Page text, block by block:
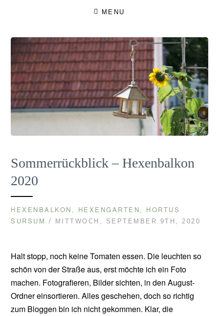
MENU
Sommerrückblick – Hexenbalkon
2020
HEXENBALKON , HEXENGARTEN , HORTUS
SURSUM
/ MITTWOCH, SEPTEMBER 9TH, 2020
Halt stopp, noch keine Tomaten essen. Die leuchten so
schön von der Straße aus, erst möchte ich ein Foto
machen. Fotografieren, Bilder sichten, in den August-
Ordner einsortieren. Alles geschehen, doch so richtig
zum Bloggen bin ich nicht gekommen. Klar, die